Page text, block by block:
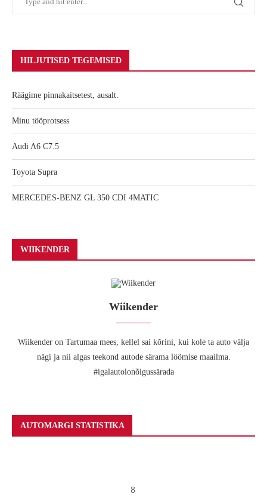
HILJUTISED TEGEMISED
Räägime pinnakaitsetest, ausalt.
Minu tööprotsess
Audi A6 C7.5
Toyota Supra
MERCEDES-BENZ GL 350 CDI 4MATIC
WIIKENDER
Wiikender
Wiikender on Tartumaa mees, kellel sai kõrini, kui kole ta auto välja
nägi ja nii algas teekond autode särama löömise maailma.
#igalautolonõigussärada
AUTOMARGI STATISTIKA
8